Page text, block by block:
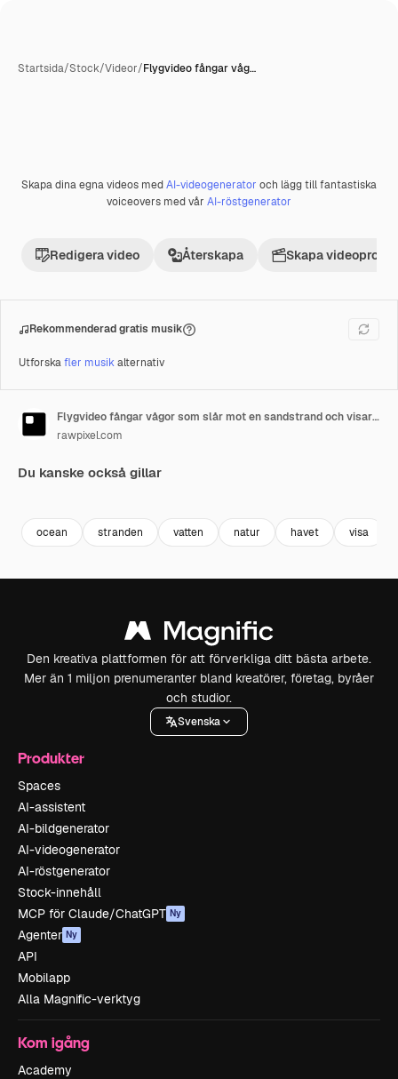
Startsida/Stock/Videor/Flygvideo fångar våg…
Premie AI-genererad
Skapa dina egna videos medAI-videogenerator och lägg till fantastiska
voiceovers med vår AI-röstgenerator
Redigera video Återskapa Skapa
Rekommenderad gratis musik
Utforskafler musikalternativ
Flygvideo fångar vågor som slår mot en sandstrand och visar en fantastisk vy ovanifrån
rawpixel.com
Du kanske också gillar
ocean stranden vatten natur havet visa
Den kreativa plattformen för att förverkliga ditt bästa arbete.
Mer än 1 miljon prenumeranter bland kreatörer, företag, byråer
och studior.
Svenska
Produkter
Spaces
AI-assistent
AI-bildgenerator
AI-videogenerator
AI-röstgenerator
Stock-innehåll
MCP för Claude/ChatGPT Ny
Agenter Ny
API
Mobilapp
Alla Magnific-verktyg
Kom igång
Academy